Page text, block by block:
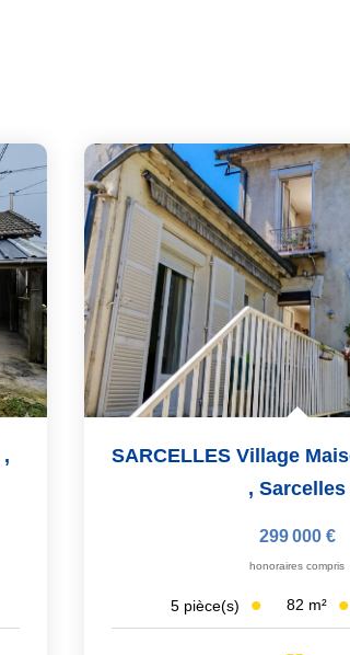
,
,Sarcelles
299 000 €
honoraires compris
5 pièce(s) 82 m²